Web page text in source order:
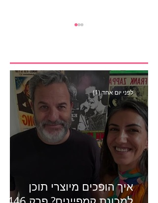
הבנצ׳מרק הראשון
לפעילות משפיענים- פרק
445 עם לינוי יחזקאל אלבו
מנכ״לית Humanz ישראל
איך הופכים מיוצרי תוכן
לפני יום אחד (1)